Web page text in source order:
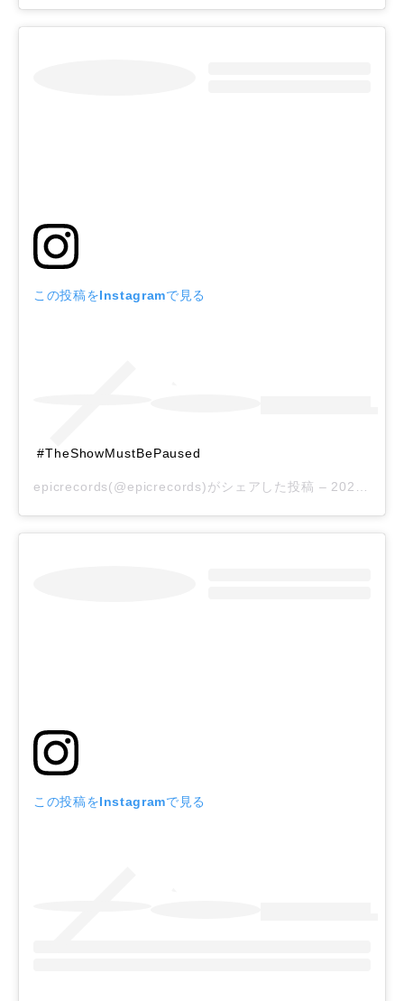
この投稿をInstagramで見る
#TheShowMustBePaused
epicrecords(@epicrecords)がシェアした投稿 – 2020年 5月月31日午後7時36分PDT
この投稿をInstagramで見る